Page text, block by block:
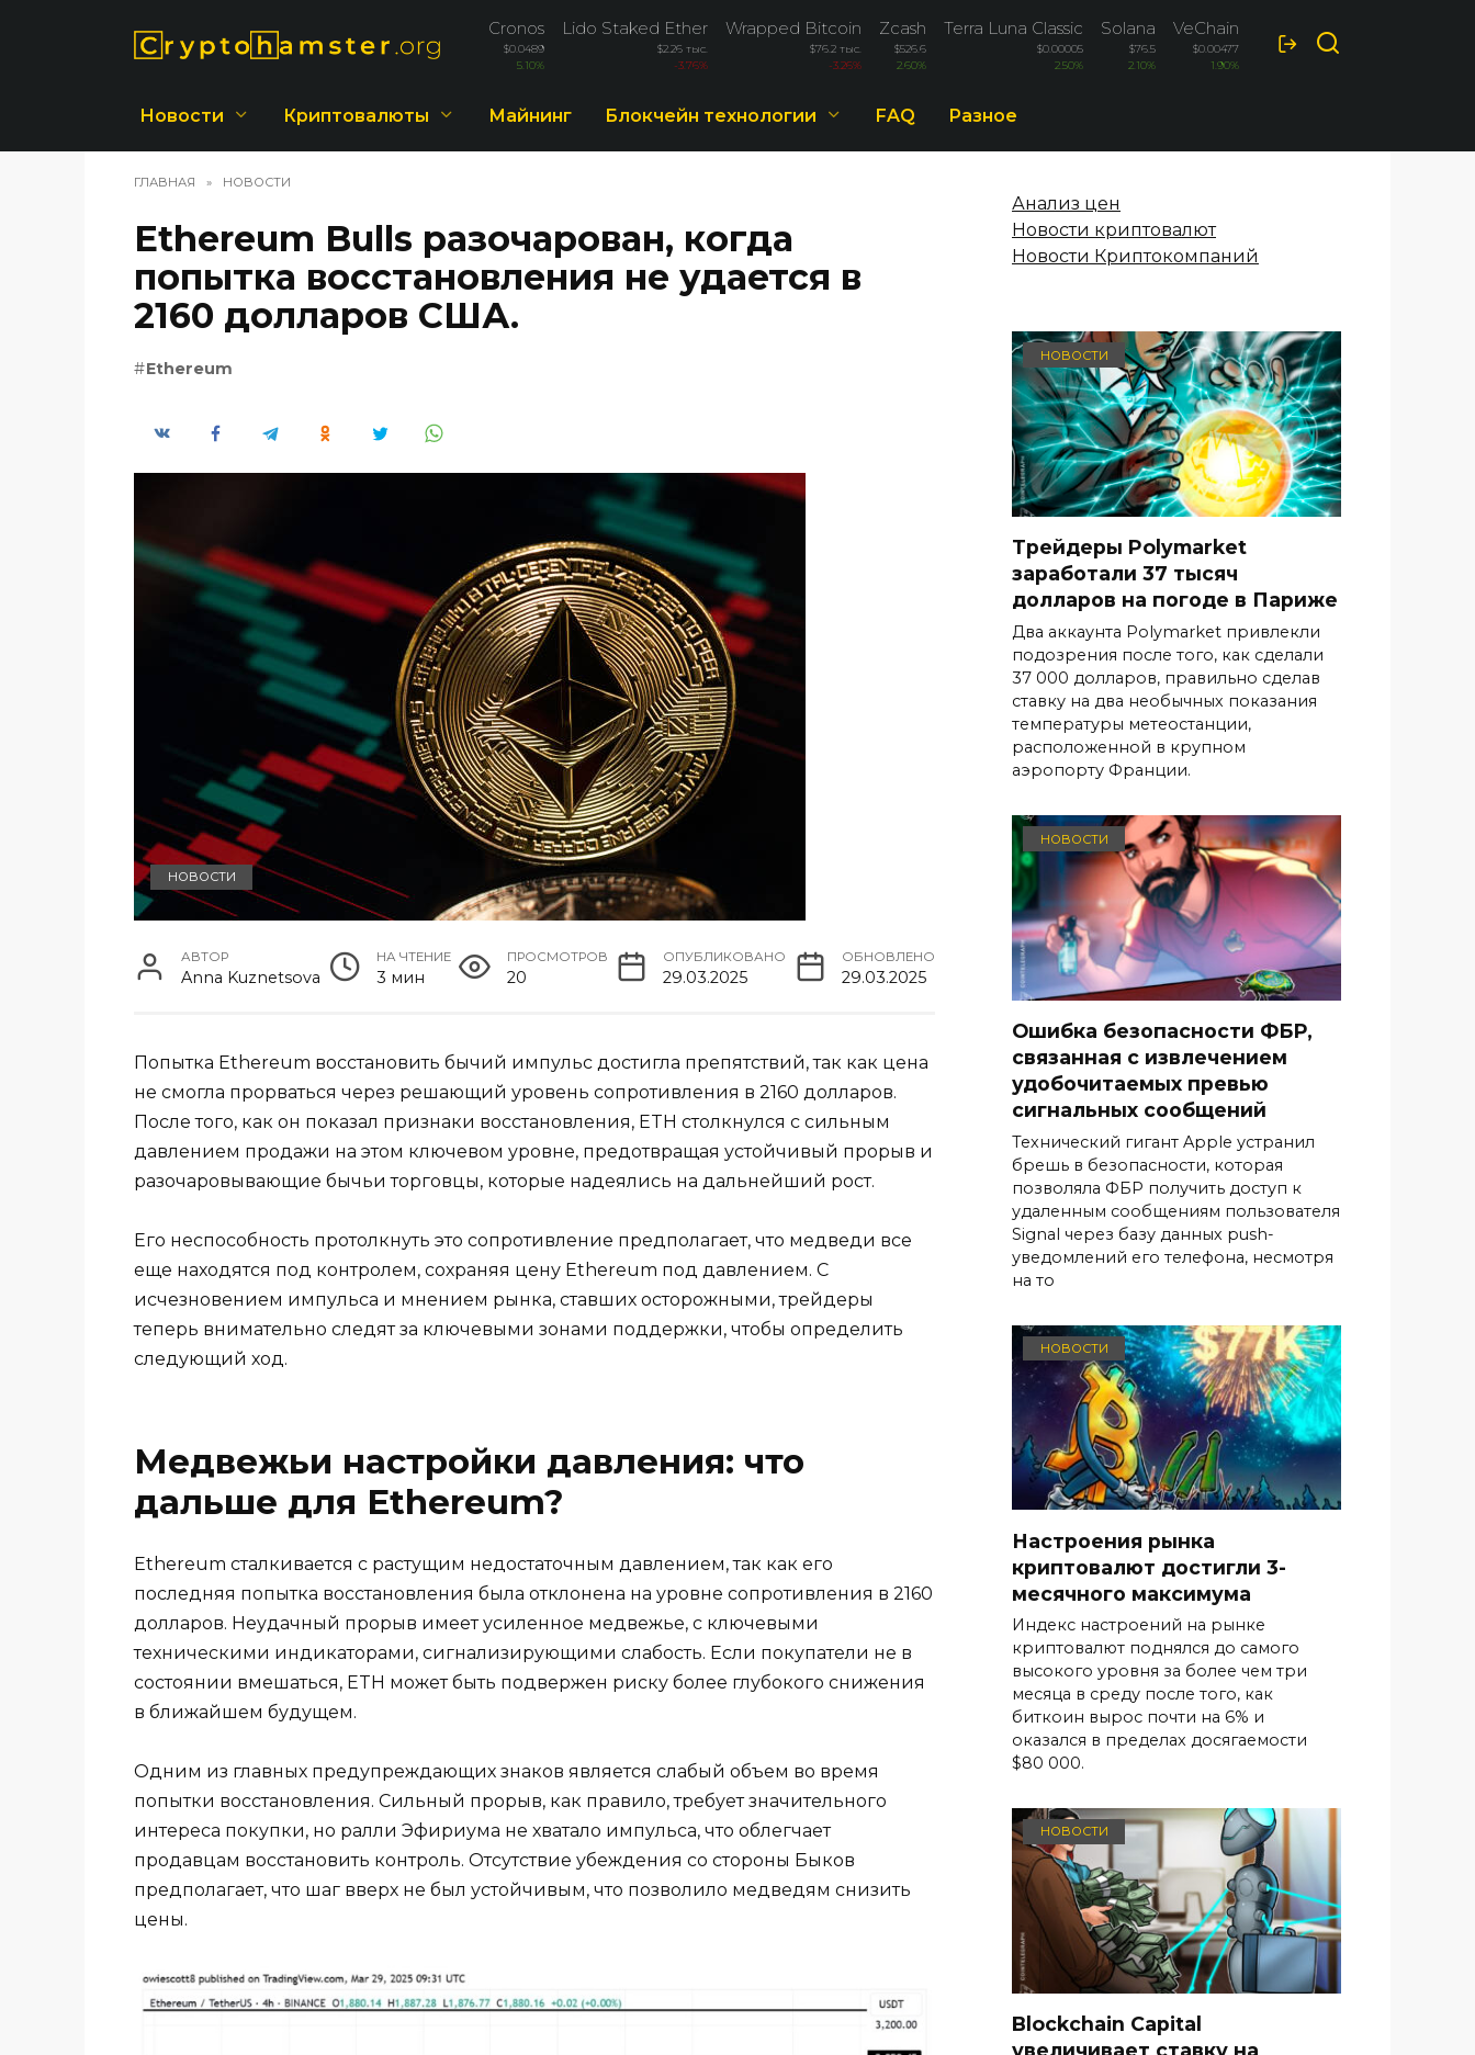
Cronos
$0.0489
5.10%
Lido Staked Ether
$2.26 тыс.
-3.76%
Wrapped Bitcoin
$76.2 тыс.
-3.26%
Zcash
$526.6
2.60%
Terra Luna Classic
$0.00005
2.50%
Solana
$76.5
2.10%
VeChain
$0.00477
1.90%
Cardano
$0.1967
Новости Криптовалюты Майнинг Блокчейн технологии FAQ Разное
ГЛАВНАЯ » НОВОСТИ
Ethereum Bulls разочарован, когда
попытка восстановления не удается в
2160 долларов США.
Ethereum
НОВОСТИ
АВТОР
Anna Kuznetsova
НА ЧТЕНИЕ
3 мин
ПРОСМОТРОВ
20
ОПУБЛИКОВАНО
29.03.2025
ОБНОВЛЕНО
29.03.2025
Попытка Ethereum восстановить бычий импульс достигла препятствий, так как цена
не смогла прорваться через решающий уровень сопротивления в 2160 долларов.
После того, как он показал признаки восстановления, ETH столкнулся с сильным
давлением продажи на этом ключевом уровне, предотвращая устойчивый прорыв и
разочаровывающие бычьи торговцы, которые надеялись на дальнейший рост.
Его неспособность протолкнуть это сопротивление предполагает, что медведи все
еще находятся под контролем, сохраняя цену Ethereum под давлением. С
исчезновением импульса и мнением рынка, ставших осторожными, трейдеры
теперь внимательно следят за ключевыми зонами поддержки, чтобы определить
следующий ход.
Медвежьи настройки давления: что
дальше для Ethereum?
Ethereum сталкивается с растущим недостаточным давлением, так как его
последняя попытка восстановления была отклонена на уровне сопротивления в 2160
долларов. Неудачный прорыв имеет усиленное медвежье, с ключевыми
техническими индикаторами, сигнализирующими слабость. Если покупатели не в
состоянии вмешаться, ETH может быть подвержен риску более глубокого снижения
в ближайшем будущем.
Одним из главных предупреждающих знаков является слабый объем во время
попытки восстановления. Сильный прорыв, как правило, требует значительного
интереса покупки, но ралли Эфириума не хватало импульса, что облегчает
продавцам восстановить контроль. Отсутствие убеждения со стороны Быков
предполагает, что шаг вверх не был устойчивым, что позволило медведям снизить
цены.
Анализ цен
Новости криптовалют
Новости Криптокомпаний
НОВОСТИ
Трейдеры Polymarket
заработали 37 тысяч
долларов на погоде в Париже
Два аккаунта Polymarket привлекли
подозрения после того, как сделали
37 000 долларов, правильно сделав
ставку на два необычных показания
температуры метеостанции,
расположенной в крупном
аэропорту Франции.
НОВОСТИ
Ошибка безопасности ФБР,
связанная с извлечением
удобочитаемых превью
сигнальных сообщений
Технический гигант Apple устранил
брешь в безопасности, которая
позволяла ФБР получить доступ к
удаленным сообщениям пользователя
Signal через базу данных push-
уведомлений его телефона, несмотря
на то
НОВОСТИ
Настроения рынка
криптовалют достигли 3-
месячного максимума
Индекс настроений на рынке
криптовалют поднялся до самого
высокого уровня за более чем три
месяца в среду после того, как
биткоин вырос почти на 6% и
оказался в пределах досягаемости
$80 000.
НОВОСТИ
Blockchain Capital
увеличивает ставку на